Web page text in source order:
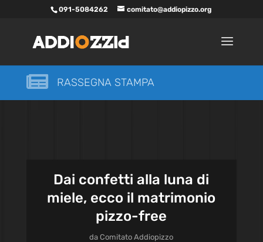
091-5084262 comitato@addiopizzo.org
 RASSEGNA STAMPA
Dai confetti alla luna di
miele, ecco il matrimonio
pizzo-free
daComitato Addiopizzo